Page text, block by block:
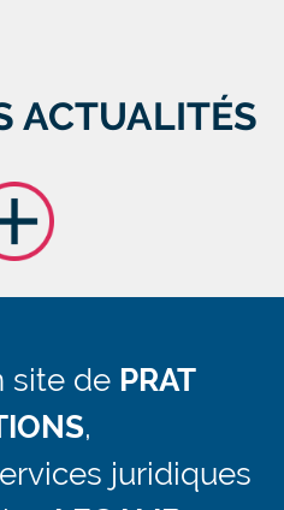
ACTUALITÉS
site de PRAT
,
juridiques